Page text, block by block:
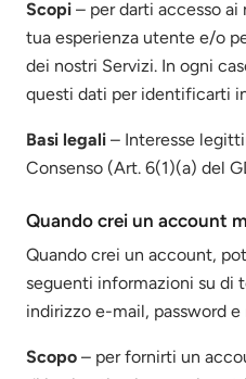
Scopi – per darti accesso
tua esperienza utente e/o
dei nostri Servizi. In ogni
questi dati per identificarti
Basi legali – Interesse
Consenso (Art. 6(1)(a) del
Quando crei un account
Quando crei un account,
seguenti informazioni su di
indirizzo e-mail, password
Scopo – per fornirti un